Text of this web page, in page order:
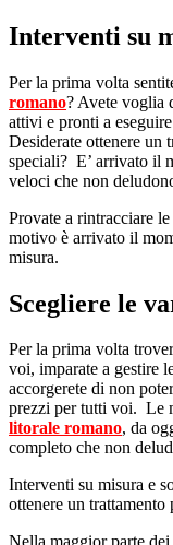
Interventi su
Per la prima volta
romano? Avete voglia
attivi e pronti a
Desiderate ottenere un
speciali? E’ arrivato il
veloci che non
Provate a rintracciare
motivo è arrivato il
misura.
Scegliere le
Per la prima volta
voi, imparate a gestire
accorgerete di non
prezzi per tutti voi. Le
litorale romano, da
completo che non
Interventi su misura e
ottenere un